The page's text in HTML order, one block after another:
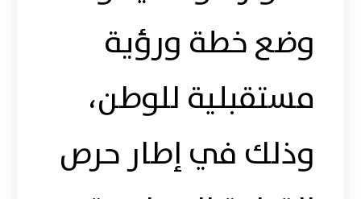
وضع خطة ورؤية
مستقبلية للوطن،
وذلك في إطار حرص